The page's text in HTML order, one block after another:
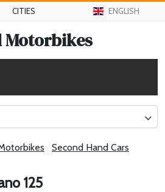
CITIES ENGLISH
Motorbikes
Second Hand Cars
125